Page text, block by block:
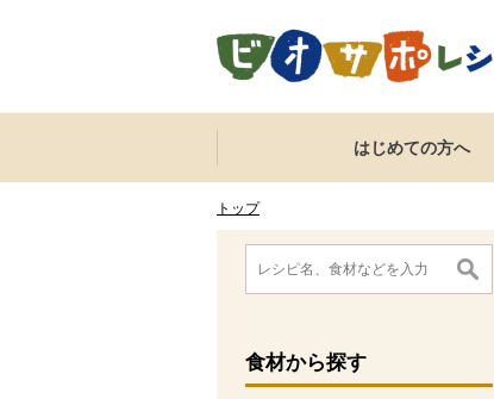
ここからサイト内共通メニューです。
サイト内共通メニューをスキップする
はじめての方へ
トップ
ここから消費材検索メニューです。
食材から探す
消費材検索メニューここまで。
ここから本文です。